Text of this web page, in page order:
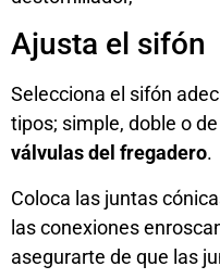
Ajusta el sifón
Selecciona el sifón
tipos; simple, doble o
válvulas del fregadero.
Coloca las juntas
las conexiones
asegurarte de que las